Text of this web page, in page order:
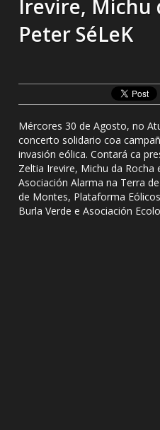
Irevire, Michu
Peter SéLeK
Mércores 30 de Agosto, no
concerto solidario coa
invasión eólica. Contará ca
Zeltia Irevire, Michu da Rocha
Asociación Alarma na Terra
de Montes, Plataforma
Burla Verde e Asociación